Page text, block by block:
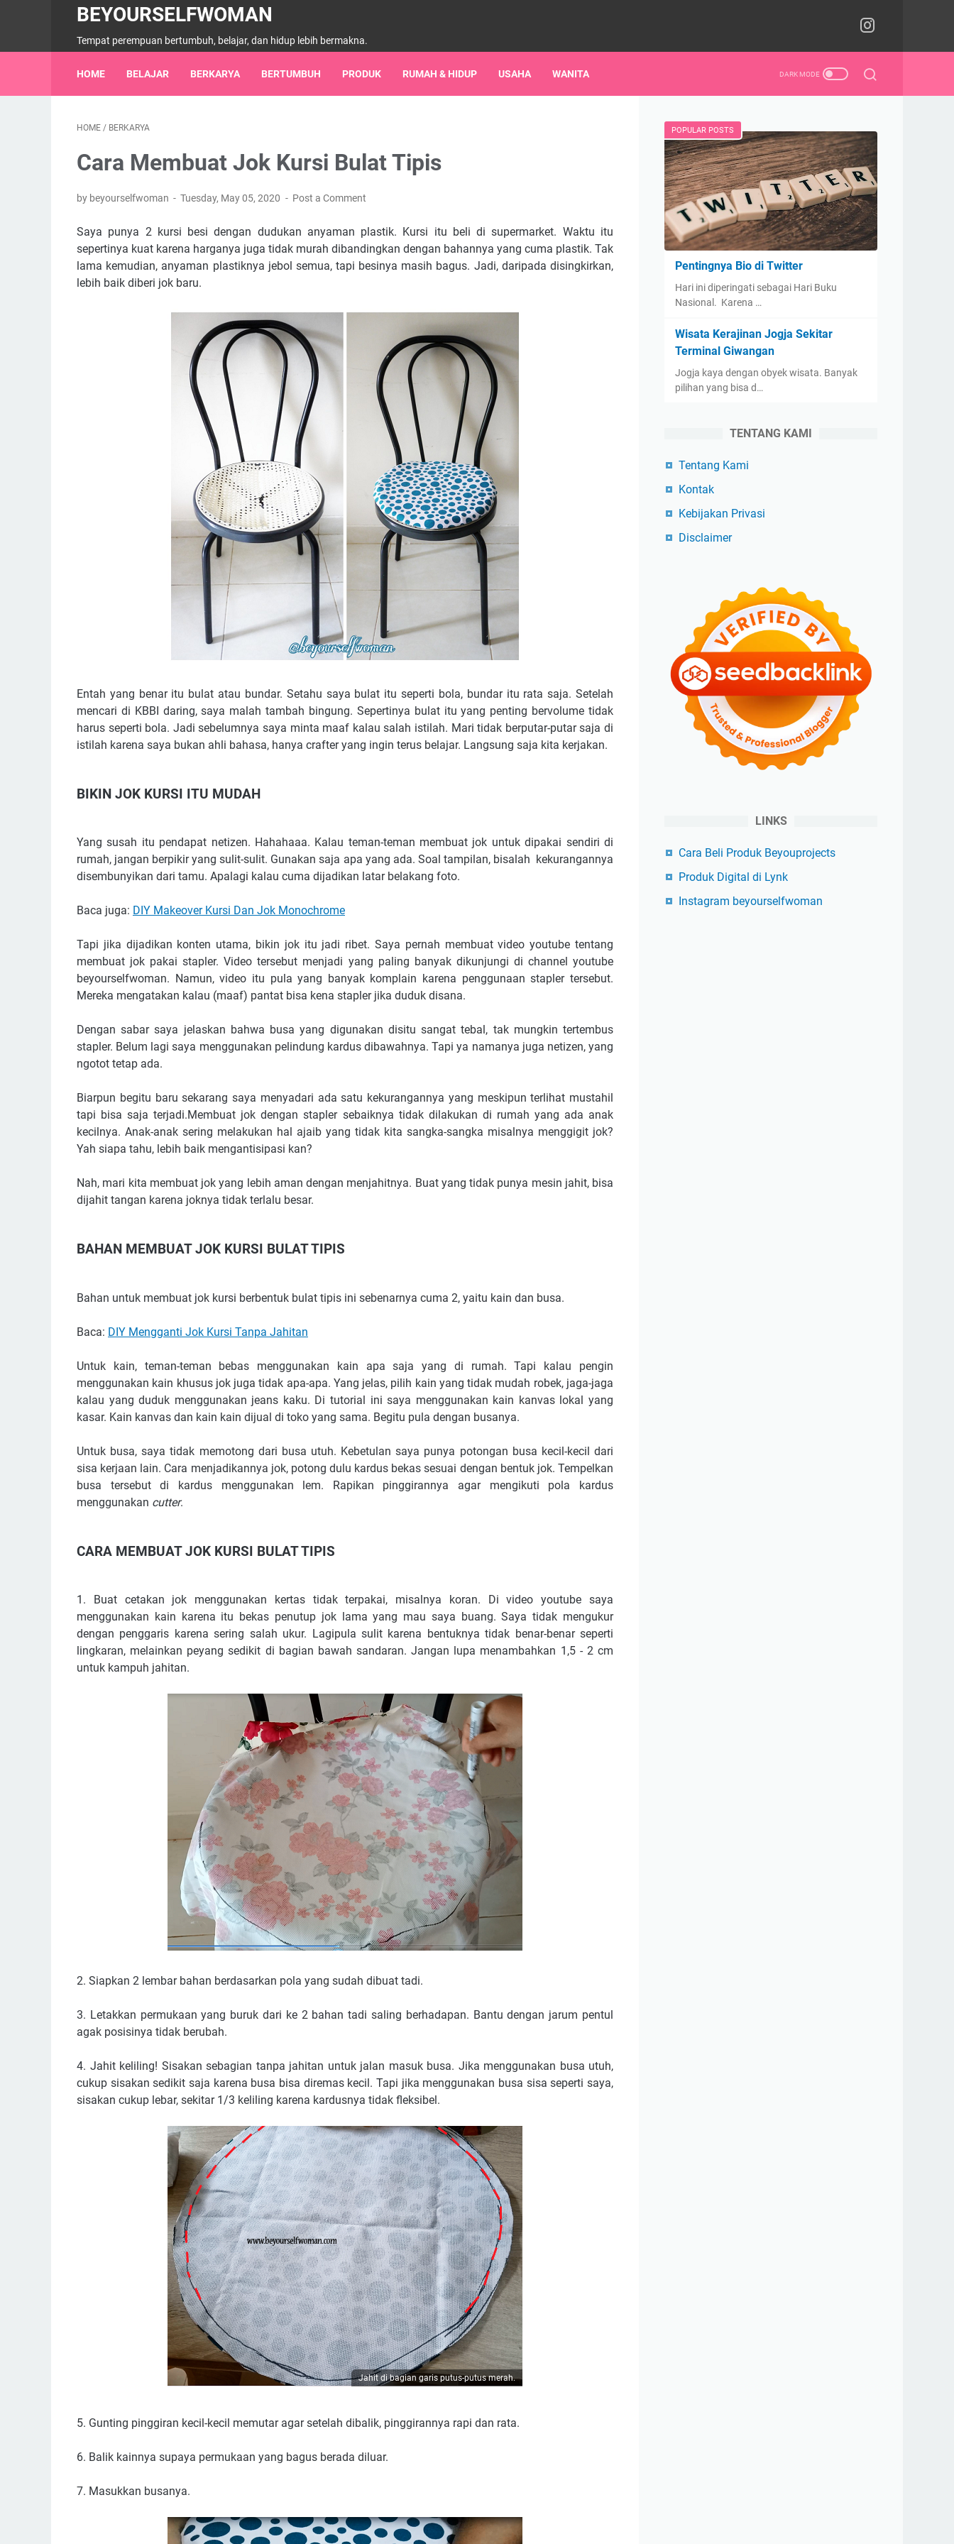
BEYOURSELFWOMAN
Tempat perempuan bertumbuh, belajar, dan hidup lebih bermakna.
HOME BELAJAR BERKARYA BERTUMBUH PRODUK RUMAH & HIDUP USAHA WANITA
HOME / BERKARYA
Cara Membuat Jok Kursi Bulat Tipis
by beyourselfwoman Tuesday, May 05, 2020 Post a Comment
Saya punya 2 kursi besi dengan dudukan anyaman plastik. Kursi itu beli di supermarket. Waktu itu
sepertinya kuat karena harganya juga tidak murah dibandingkan dengan bahannya yang cuma plastik. Tak
lama kemudian, anyaman plastiknya jebol semua, tapi besinya masih bagus. Jadi, daripada disingkirkan,
lebih baik diberi jok baru.
Entah yang benar itu bulat atau bundar. Setahu saya bulat itu seperti bola, bundar itu rata saja. Setelah
mencari di KBBI daring, saya malah tambah bingung. Sepertinya bulat itu yang penting bervolume tidak
harus seperti bola. Jadi sebelumnya saya minta maaf kalau salah istilah. Mari tidak berputar-putar saja di
istilah karena saya bukan ahli bahasa, hanya crafter yang ingin terus belajar. Langsung saja kita kerjakan.
BIKIN JOK KURSI ITU MUDAH
Yang susah itu pendapat netizen. Hahahaaa. Kalau teman-teman membuat jok untuk dipakai sendiri di
rumah, jangan berpikir yang sulit-sulit. Gunakan saja apa yang ada. Soal tampilan, bisalah kekurangannya
disembunyikan dari tamu. Apalagi kalau cuma dijadikan latar belakang foto.
Baca juga: DIY Makeover Kursi Dan Jok Monochrome
Tapi jika dijadikan konten utama, bikin jok itu jadi ribet. Saya pernah membuat video youtube tentang
membuat jok pakai stapler. Video tersebut menjadi yang paling banyak dikunjungi di channel youtube
beyourselfwoman. Namun, video itu pula yang banyak komplain karena penggunaan stapler tersebut.
Mereka mengatakan kalau (maaf) pantat bisa kena stapler jika duduk disana.
Dengan sabar saya jelaskan bahwa busa yang digunakan disitu sangat tebal, tak mungkin tertembus
stapler. Belum lagi saya menggunakan pelindung kardus dibawahnya. Tapi ya namanya juga netizen, yang
ngotot tetap ada.
Biarpun begitu baru sekarang saya menyadari ada satu kekurangannya yang meskipun terlihat mustahil
tapi bisa saja terjadi.Membuat jok dengan stapler sebaiknya tidak dilakukan di rumah yang ada anak
kecilnya. Anak-anak sering melakukan hal ajaib yang tidak kita sangka-sangka misalnya menggigit jok?
Yah siapa tahu, lebih baik mengantisipasi kan?
Nah, mari kita membuat jok yang lebih aman dengan menjahitnya. Buat yang tidak punya mesin jahit, bisa
dijahit tangan karena joknya tidak terlalu besar.
BAHAN MEMBUAT JOK KURSI BULAT TIPIS
Bahan untuk membuat jok kursi berbentuk bulat tipis ini sebenarnya cuma 2, yaitu kain dan busa.
Baca: DIY Mengganti Jok Kursi Tanpa Jahitan
Untuk kain, teman-teman bebas menggunakan kain apa saja yang di rumah. Tapi kalau pengin
menggunakan kain khusus jok juga tidak apa-apa. Yang jelas, pilih kain yang tidak mudah robek, jaga-jaga
kalau yang duduk menggunakan jeans kaku. Di tutorial ini saya menggunakan kain kanvas lokal yang
kasar. Kain kanvas dan kain kain dijual di toko yang sama. Begitu pula dengan busanya.
Untuk busa, saya tidak memotong dari busa utuh. Kebetulan saya punya potongan busa kecil-kecil dari
sisa kerjaan lain. Cara menjadikannya jok, potong dulu kardus bekas sesuai dengan bentuk jok. Tempelkan
busa tersebut di kardus menggunakan lem. Rapikan pinggirannya agar mengikuti pola kardus
menggunakan cutter.
CARA MEMBUAT JOK KURSI BULAT TIPIS
1. Buat cetakan jok menggunakan kertas tidak terpakai, misalnya koran. Di video youtube saya
menggunakan kain karena itu bekas penutup jok lama yang mau saya buang. Saya tidak mengukur
dengan penggaris karena sering salah ukur. Lagipula sulit karena bentuknya tidak benar-benar seperti
lingkaran, melainkan peyang sedikit di bagian bawah sandaran. Jangan lupa menambahkan 1,5 - 2 cm
untuk kampuh jahitan.
2. Siapkan 2 lembar bahan berdasarkan pola yang sudah dibuat tadi.
3. Letakkan permukaan yang buruk dari ke 2 bahan tadi saling berhadapan. Bantu dengan jarum pentul
agak posisinya tidak berubah.
4. Jahit keliling! Sisakan sebagian tanpa jahitan untuk jalan masuk busa. Jika menggunakan busa utuh,
cukup sisakan sedikit saja karena busa bisa diremas kecil. Tapi jika menggunakan busa sisa seperti saya,
sisakan cukup lebar, sekitar 1/3 keliling karena kardusnya tidak fleksibel.
Jahit di bagian garis putus-putus merah.
5. Gunting pinggiran kecil-kecil memutar agar setelah dibalik, pinggirannya rapi dan rata.
6. Balik kainnya supaya permukaan yang bagus berada diluar.
7. Masukkan busanya.
POPULAR POSTS
Pentingnya Bio di Twitter
Hari ini diperingati sebagai Hari Buku
Nasional. Karena …
Wisata Kerajinan Jogja Sekitar
Terminal Giwangan
Jogja kaya dengan obyek wisata. Banyak
pilihan yang bisa d…
TENTANG KAMI
Tentang Kami
Kontak
Kebijakan Privasi
Disclaimer
LINKS
Cara Beli Produk Beyouprojects
Produk Digital di Lynk
Instagram beyourselfwoman